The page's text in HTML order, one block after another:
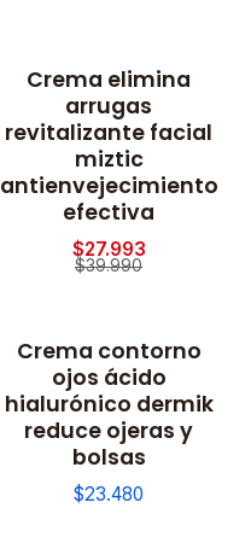
-30% OFF
Crema elimina
arrugas
revitalizante facial
miztic
antienvejecimiento
efectiva
$27.993
$39.990
Crema contorno
ojos ácido
hialurónico dermik
reduce ojeras y
bolsas
$23.480